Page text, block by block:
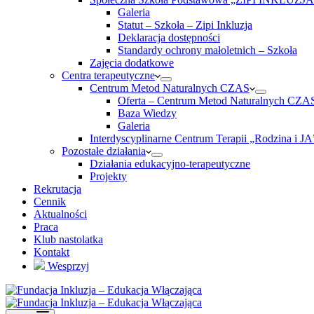
Galeria
Statut – Szkoła – Zipi Inkluzja
Deklaracja dostępności
Standardy ochrony małoletnich – Szkoła
Zajęcia dodatkowe
Centra terapeutyczne
Centrum Metod Naturalnych CZAS
Oferta – Centrum Metod Naturalnych
Baza Wiedzy
Galeria
Interdyscyplinarne Centrum Terapii „Rodzina i
Pozostałe działania
Działania edukacyjno-terapeutyczne
Projekty
Rekrutacja
Cennik
Aktualności
Praca
Klub nastolatka
Kontakt
Wesprzyj